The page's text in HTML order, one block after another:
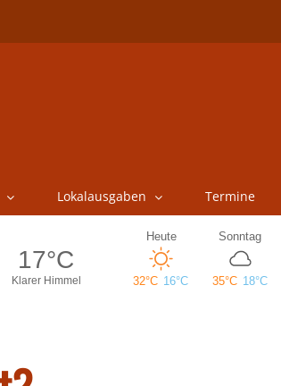
Lokalausgaben Termine